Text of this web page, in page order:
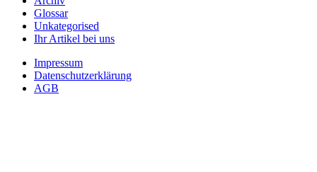
Glossar
Unkategorised
Ihr Artikel bei uns
Impressum
Datenschutzerklärung
AGB